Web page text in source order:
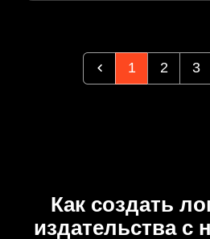
1 2 3
Как создать
издательства с